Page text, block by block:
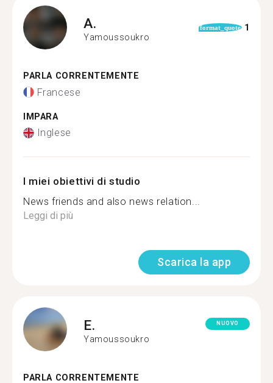
A.
Yamoussoukro
format_quote 1
PARLA CORRENTEMENTE
Francese
IMPARA
Inglese
I miei obiettivi di studio
News friends and also news relation...
Leggi di più
Scarica la app
E.
Yamoussoukro
NUOVO
PARLA CORRENTEMENTE